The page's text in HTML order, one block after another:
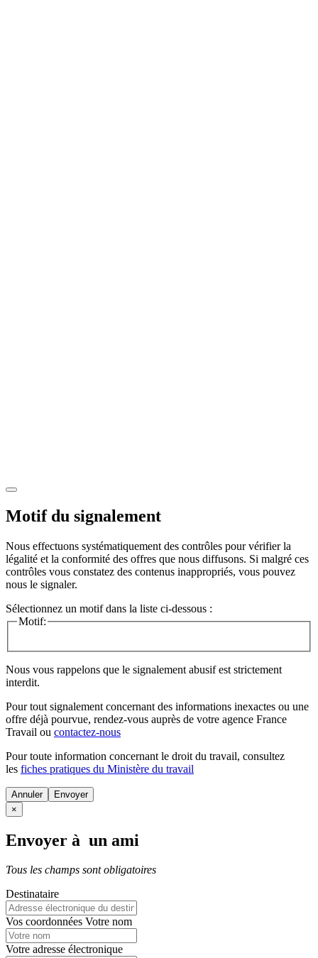
Motif du signalement
Nous effectuons systématiquement des contrôles pour vérifier la
légalité et la conformité des offres que nous diffusons. Si malgré ces
contrôles vous constatez des contenus inappropriés, vous pouvez
nous le signaler.
Sélectionnez un motif dans la liste ci-dessous :
Motif:
Nous vous rappelons que le signalement abusif est strictement
interdit.
Pour tout signalement concernant des informations inexactes ou une
offre déjà pourvue, rendez-vous auprès de votre agence France
Travail ou contactez-nous
Pour toute information concernant le droit du travail, consultez
les fiches pratiques du Ministère du travail
Annuler
×
Envoyer à un ami
Tous les champs sont obligatoires
Destinataire
Vos coordonnées Votre nom
Votre adresse électronique